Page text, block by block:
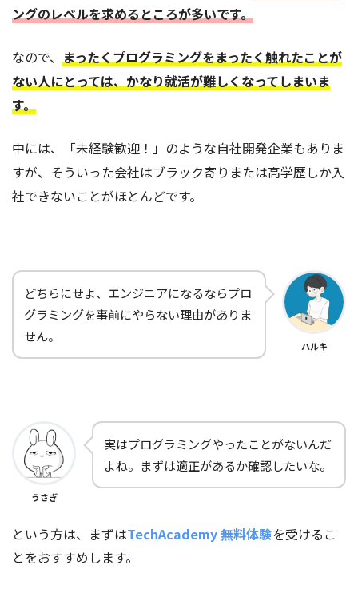
ングのレベルを求めるところが多いです。
なので、 まったくプログラミングをまったく触れたことが
ない人にとっては、かなり就活が難しくなってしまいま
す。
中には、「未経験歓迎！」のような自社開発企業もありま
すが、そういった会社はブラック寄りまたは高学歴しか入
社できないことがほとんどです。
どちらにせよ、エンジニアになるならプロ
グラミングを事前にやらない理由がありま
せん。
ハルキ
うさぎ
実はプログラミングやったことがないんだ
よね。まずは適正があるか確認したいな。
という方は、まずはTechAcademy 無料体験を受けるこ
とをおすすめします。